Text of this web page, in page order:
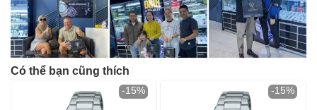
Có thể bạn cũng thích
-15% -15%